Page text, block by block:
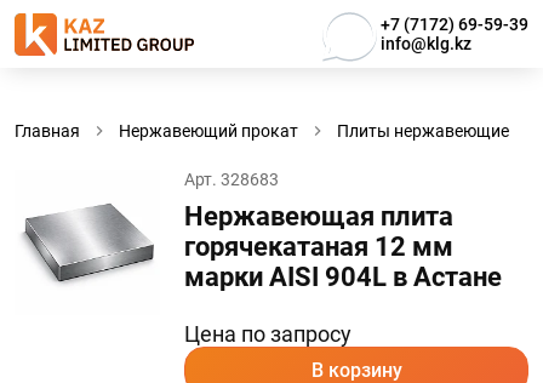
+7 (7172) 69-59-39
info@klg.kz
Главная Нержавеющий прокат Плиты нержавеющие
Арт. 328683
Нержавеющая плита
горячекатаная 12 мм
марки AISI 904L в Астанe
Цена по запросу
В корзину